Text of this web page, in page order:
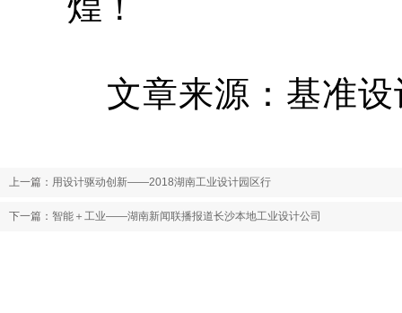
文章来源：基准
上一篇： 用设计驱动创新——2018湖南工业设计园区行
下一篇： 智能＋工业——湖南新闻联播报道长沙本地工业设计公司